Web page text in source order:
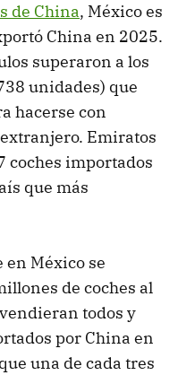
de China, México es
China en 2025.
superaron a los
unidades) que
hacerse con
Emiratos
coches importados
que más
en México se
de coches al
todos y
por China en
una de cada tres